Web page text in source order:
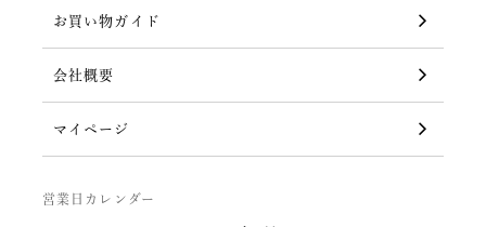
お買い物ガイド
会社概要
マイページ
営業日カレンダー